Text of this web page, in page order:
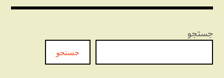
جستجو
جستجو